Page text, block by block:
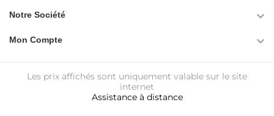
Notre Société 
Mon Compte 
Les prix affichés sont uniquement valable sur le site
internet
Assistance à distance